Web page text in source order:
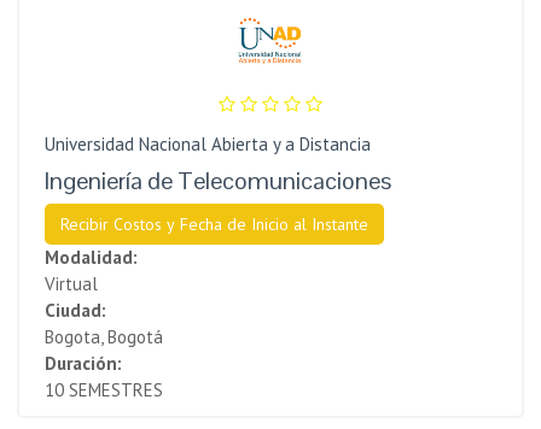
Universidad Nacional Abierta y a Distancia
Ingeniería de Telecomunicaciones
Recibir Costos y Fecha de Inicio al Instante
Modalidad:
Virtual
Ciudad:
Bogota, Bogotá
Duración:
10 SEMESTRES